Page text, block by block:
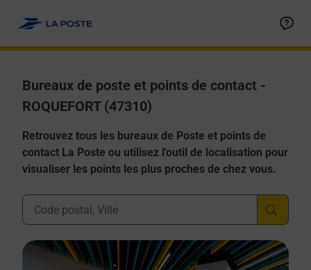
Bureaux de poste et points de contact -
ROQUEFORT (47310)
Retrouvez tous les bureaux de Poste et points de
contact La Poste ou utilisez l'outil de localisation pour
visualiser les points les plus proches de chez vous.
Ville, Département, Code Postal